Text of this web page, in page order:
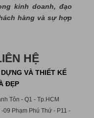
kinh doanh, đạo
hàng và sự hợp
HỆ
VÀ THIẾT KẾ
ĐẸP
Tôn - Q1 - Tp.HCM
09 Phạm Phú Thứ - P11 -